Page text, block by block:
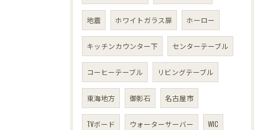
地震 ホワイトガラス扉 ホーロー
キッチンカウンター下 センターテーブル
コーヒーテーブル リビングテーブル
東海地方 御影石 名古屋市
TVボード ウォーターサーバー WIC